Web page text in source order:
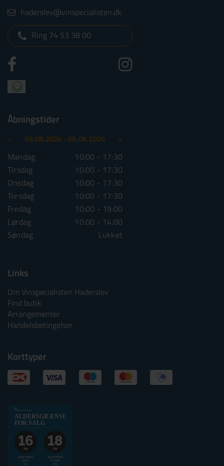
haderslev@vinspecialisten.dk
Ring 74 53 38 00
Åbningstider
>
03.08.2026 - 09.08.2026
Mandag
10:00 - 17:30
Tirsdag
10:00 - 17:30
Onsdag
10:00 - 17:30
Torsdag
10:00 - 17:30
Fredag
10:00 - 19:00
Lørdag
10:00 - 14:00
Søndag
Lukket
Links
Om Vinspecialisten Haderslev
Find butik
Arrangementer
Handelsbetingelser
Korttyper
ALKOHOL
MAX
6%
ALKOHOL
OVER
6%
ALDERSGRÆNSE
FOR SALG